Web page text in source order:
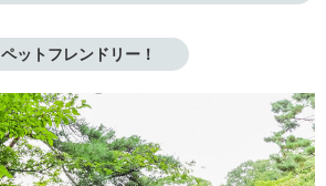
ペットフレンドリー！